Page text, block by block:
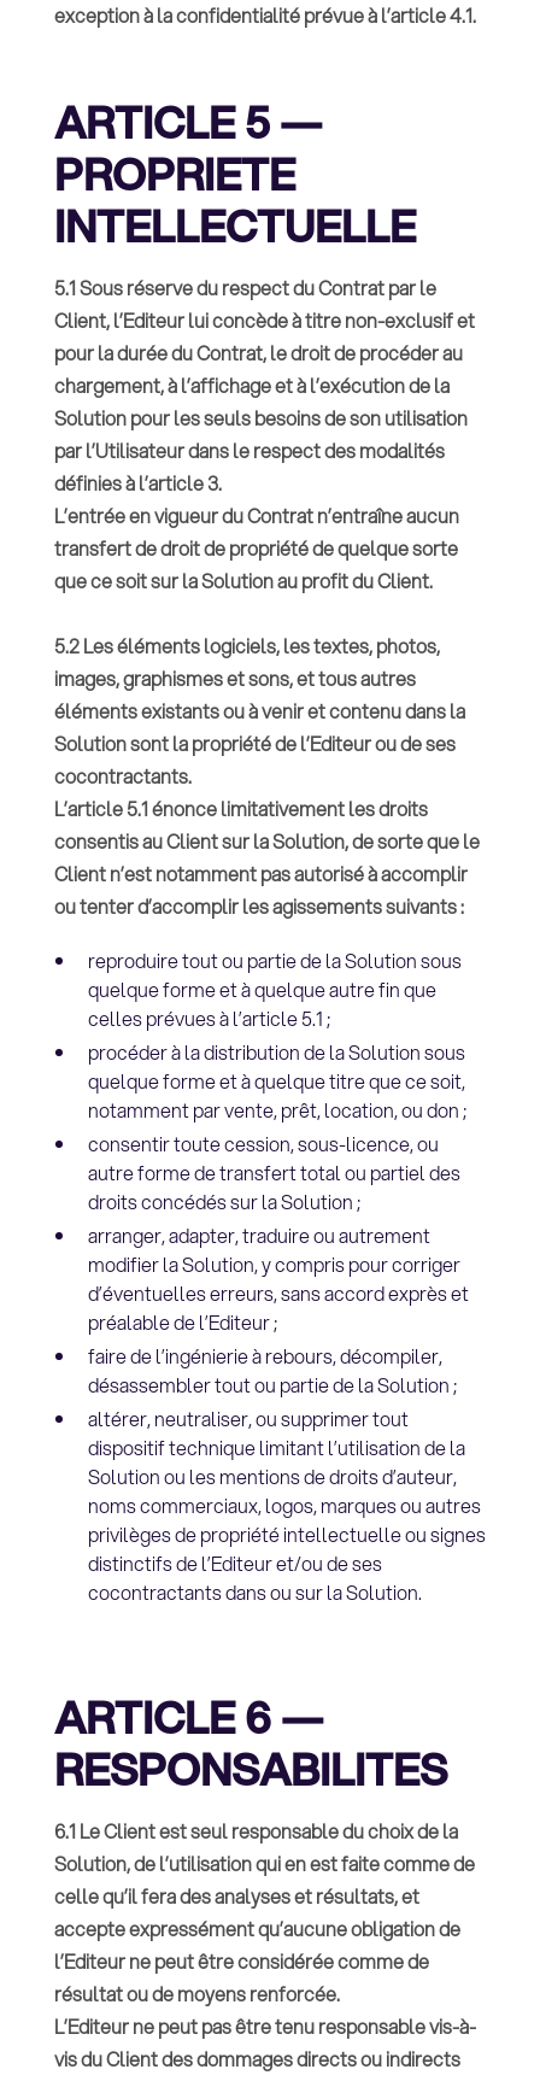
exception à la confidentialité prévue à l’article 4.1.
ARTICLE 5 —
PROPRIETE
INTELLECTUELLE
5.1 Sous réserve du respect du Contrat par le
Client, l’Editeur lui concède à titre non-exclusif et
pour la durée du Contrat, le droit de procéder au
chargement, à l’affichage et à l’exécution de la
Solution pour les seuls besoins de son utilisation
par l’Utilisateur dans le respect des modalités
définies à l’article 3.
L’entrée en vigueur du Contrat n’entraîne aucun
transfert de droit de propriété de quelque sorte
que ce soit sur la Solution au profit du Client.
5.2 Les éléments logiciels, les textes, photos,
images, graphismes et sons, et tous autres
éléments existants ou à venir et contenu dans la
Solution sont la propriété de l’Editeur ou de ses
cocontractants.
L’article 5.1 énonce limitativement les droits
consentis au Client sur la Solution, de sorte que le
Client n’est notamment pas autorisé à accomplir
ou tenter d’accomplir les agissements suivants :
reproduire tout ou partie de la Solution sous
quelque forme et à quelque autre fin que
celles prévues à l’article 5.1 ;
procéder à la distribution de la Solution sous
quelque forme et à quelque titre que ce soit,
notamment par vente, prêt, location, ou don ;
consentir toute cession, sous-licence, ou
autre forme de transfert total ou partiel des
droits concédés sur la Solution ;
arranger, adapter, traduire ou autrement
modifier la Solution, y compris pour corriger
d’éventuelles erreurs, sans accord exprès et
préalable de l’Editeur ;
faire de l’ingénierie à rebours, décompiler,
désassembler tout ou partie de la Solution ;
altérer, neutraliser, ou supprimer tout
dispositif technique limitant l’utilisation de la
Solution ou les mentions de droits d’auteur,
noms commerciaux, logos, marques ou autres
privilèges de propriété intellectuelle ou signes
distinctifs de l’Editeur et/ou de ses
cocontractants dans ou sur la Solution.
ARTICLE 6 —
RESPONSABILITES
6.1 Le Client est seul responsable du choix de la
Solution, de l’utilisation qui en est faite comme de
celle qu’il fera des analyses et résultats, et
accepte expressément qu’aucune obligation de
l’Editeur ne peut être considérée comme de
résultat ou de moyens renforcée.
L’Editeur ne peut pas être tenu responsable vis-à-
vis du Client des dommages directs ou indirects